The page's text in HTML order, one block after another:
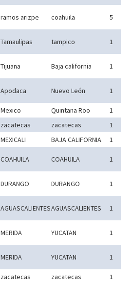
ramos arizpe coahuila
5
Tamaulipas tampico
1
Tijuana Baja california
1
Apodaca Nuevo León
1
Mexico Quintana Roo
1
zacatecas zacatecas
1
MEXICALI BAJA CALIFORNIA
1
COAHUILA COAHUILA
1
DURANGO DURANGO
1
AGUASCALIENTESAGUASCALIENTES
1
MERIDA YUCATAN
1
MERIDA YUCATAN
1
zacatecas zacatecas
1